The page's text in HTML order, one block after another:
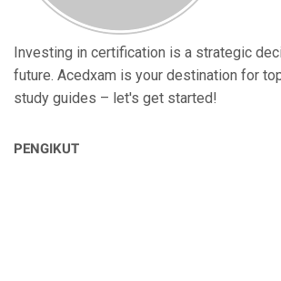
Investing in certification is a strategic
future. Acedxam is your destination for
study guides – let's get started!
PENGIKUT